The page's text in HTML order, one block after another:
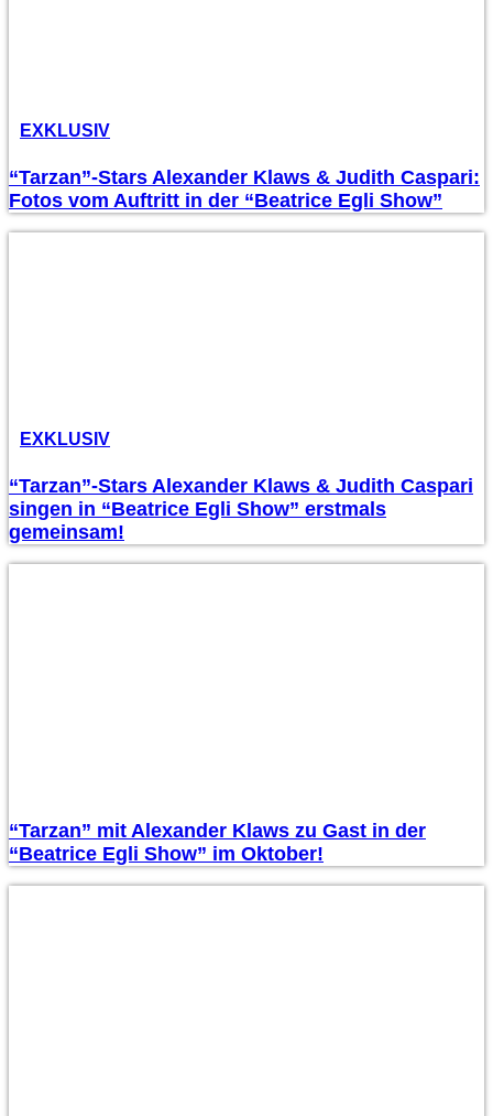
EXKLUSIV
“Tarzan”-Stars Alexander Klaws & Judith Caspari:
Fotos vom Auftritt in der “Beatrice Egli Show”
EXKLUSIV
“Tarzan”-Stars Alexander Klaws & Judith Caspari
singen in “Beatrice Egli Show” erstmals
gemeinsam!
“Tarzan” mit Alexander Klaws zu Gast in der
“Beatrice Egli Show” im Oktober!